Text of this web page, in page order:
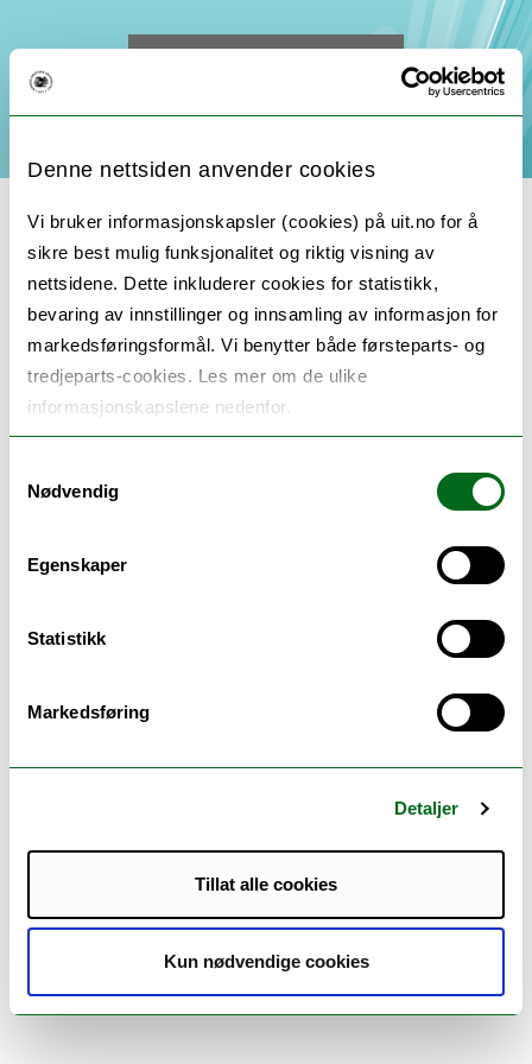
Denne nettsiden anvender cookies
Vi bruker informasjonskapsler (cookies) på uit.no for å
sikre best mulig funksjonalitet og riktig visning av
nettsidene. Dette inkluderer cookies for statistikk,
bevaring av innstillinger og innsamling av informasjon for
markedsføringsformål. Vi benytter både førsteparts- og
tredjeparts-cookies. Les mer om de ulike
informasjonskapslene nedenfor.
Nødvendig
Egenskaper
Statistikk
Markedsføring
Detaljer
Tillat alle cookies
Kun nødvendige cookies
Vitamin D and cardiocascular
disease
Members:
Rolf Jorde (Project manager)